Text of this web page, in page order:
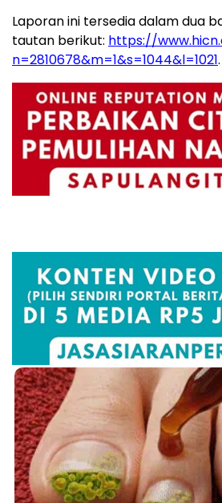
Laporan ini tersedia dalam dua
tautan berikut: https://
n=2810678&m=1&s=1044&l=1021.